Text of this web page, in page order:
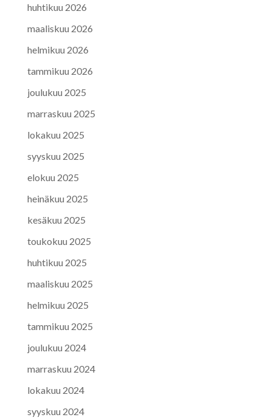
huhtikuu 2026
maaliskuu 2026
helmikuu 2026
tammikuu 2026
joulukuu 2025
marraskuu 2025
lokakuu 2025
syyskuu 2025
elokuu 2025
heinäkuu 2025
kesäkuu 2025
toukokuu 2025
huhtikuu 2025
maaliskuu 2025
helmikuu 2025
tammikuu 2025
joulukuu 2024
marraskuu 2024
lokakuu 2024
syyskuu 2024